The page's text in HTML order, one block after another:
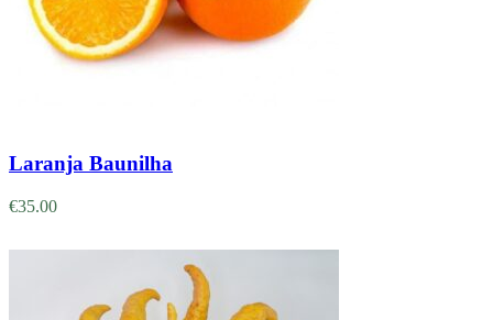
Laranja Baunilha
€35.00